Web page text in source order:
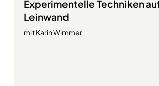
Experimentelle Techniken
Leinwand
mit Karin Wimmer